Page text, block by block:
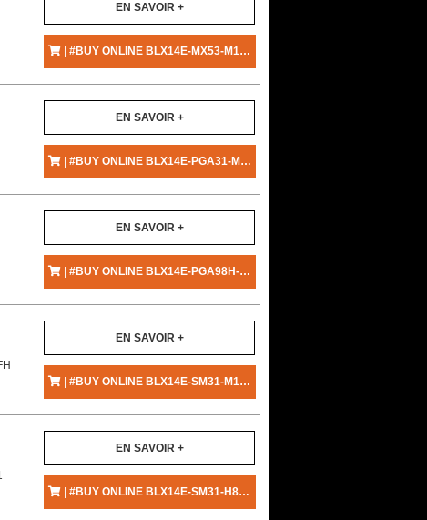
EN SAVOIR +
| #BUY ONLINE BLX14E-MX53-M17 - SHURE
EN SAVOIR +
| #BUY ONLINE BLX14E-PGA31-M17 - SHURE
EN SAVOIR +
| #BUY ONLINE BLX14E-PGA98H-M17 - SHURE
EN SAVOIR +
| #BUY ONLINE BLX14E-SM31-M17 - SHURE
EN SAVOIR +
| #BUY ONLINE BLX14E-SM31-H8E - SHURE